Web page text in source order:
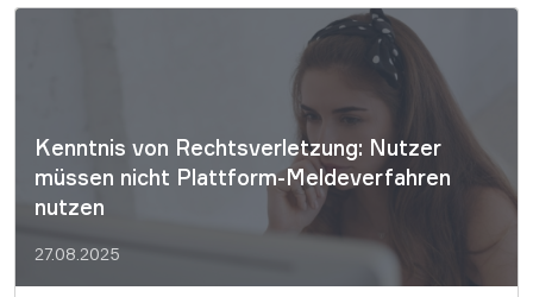
Stimme auch als […]
Kenntnis von Rechtsverletzung: Nutzer
müssen nicht Plattform-Meldeverfahren
nutzen
27.08.2025